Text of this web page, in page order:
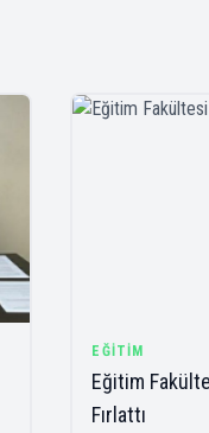
EĞITIM
Eğitim
Fırlattı